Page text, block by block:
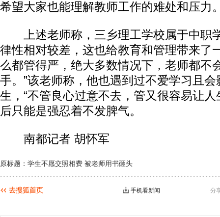
希望大家也能理解教师工作的难处和压力
上述老师称，三乡理工学校属于中职
律性相对较差，这也给教育和管理带来了
么都管得严，绝大多数情况下，老师都不
手。”该老师称，他也遇到过不爱学习且
生，“不管良心过意不去，管又很容易让人
后只能是强忍着不发脾气。
南都记者 胡怀军
原标题：学生不愿交照相费 被老师用书砸头
分
手机看新闻